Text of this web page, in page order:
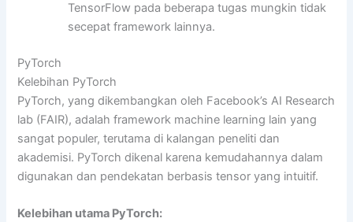
TensorFlow pada beberapa tugas mungkin tidak
secepat framework lainnya.
PyTorch
Kelebihan PyTorch
PyTorch, yang dikembangkan oleh Facebook’s AI Research
lab (FAIR), adalah framework machine learning lain yang
sangat populer, terutama di kalangan peneliti dan
akademisi. PyTorch dikenal karena kemudahannya dalam
digunakan dan pendekatan berbasis tensor yang intuitif.
Kelebihan utama PyTorch: